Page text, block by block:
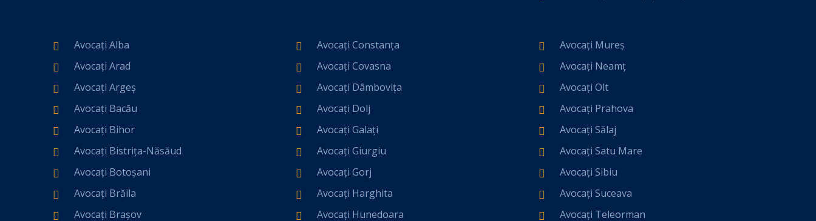
Avocați Alba
Avocați Arad
Avocați Argeș
Avocați Bacău
Avocați Bihor
Avocați Bistrița-Năsăud
Avocați Botoșani
Avocați Brăila
Avocați Brașov
Avocați Constanța
Avocați Covasna
Avocați Dâmbovița
Avocați Dolj
Avocați Galați
Avocați Giurgiu
Avocați Gorj
Avocați Harghita
Avocați Hunedoara
Avocați Mureș
Avocați Neamț
Avocați Olt
Avocați Prahova
Avocați Sălaj
Avocați Satu Mare
Avocați Sibiu
Avocați Suceava
Avocați Teleorman